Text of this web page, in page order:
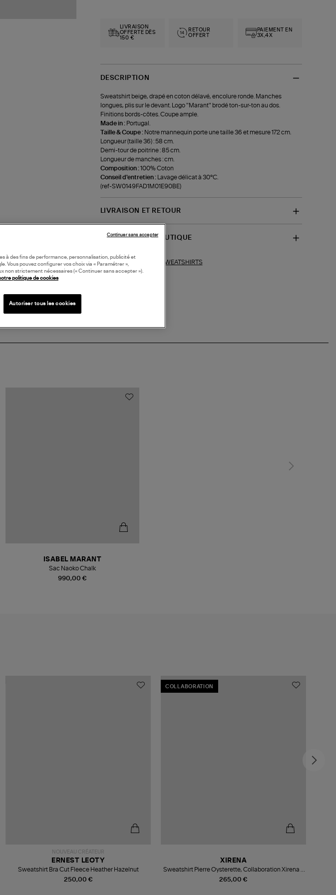
LIVRAISON
OFFERTE DÈS
150 €
RETOUR
OFFERT
PAIEMENT EN
3X,4X
DESCRIPTION
Sweatshirt beige, drapé en coton délavé, encolure ronde. Manches
longues, plis sur le devant. Logo "Marant" brodé ton-sur-ton au dos.
Finitions bords-côtes. Coupe ample.
Made in : Portugal.
Taille & Coupe : Notre mannequin porte une taille 36 et mesure 172 cm.
Longueur (taille 36) : 58 cm.
Demi-tour de poitrine : 85 cm.
Longueur de manches : cm.
Composition :100% Coton
Conseil d'entretien :
Lavage délicat à 30°C.
(ref-SW0149FAD1M01E90BE)
LIVRAISON ET RETOUR
DISPONIBILITÉ BOUTIQUE
Collections similaires : SWEATSHIRTS
990,00 €
ISABEL MARANT
Sac Naoko Chalk
NOUVEAU CRÉATEUR
250,00 €
ERNEST LEOTY
Sweatshirt Bra Cut Fleece Heather Hazelnut
COLLABORATION
265,00 €
XIRENA
Sweatshirt Pierre Oysterette, Collaboration Xirena x
Léa Meylan
à des fins de performance, personnalisation, publicité et
Vous pouvez configurer vos choix via « Paramétrer »,
non strictement nécessaires (« Continuer sans accepter »).
politique de cookies
Autoriser tous les cookies
Continuer sans accepter